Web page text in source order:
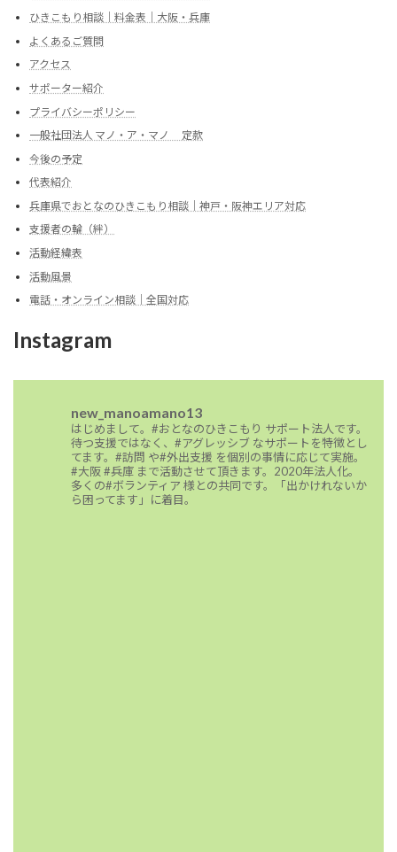
ひきこもり相談｜料金表｜大阪・兵庫
よくあるご質問
アクセス
サポーター紹介
プライバシーポリシー
一般社団法人 マノ・ア・マノ 定款
今後の予定
代表紹介
兵庫県でおとなのひきこもり相談｜神戸・阪神エリア対応
支援者の輪（絆）
活動経緯表
活動風景
電話・オンライン相談｜全国対応
Instagram
new_manoamano13
はじめまして。#おとなのひきこもり サポート法人です。
待つ支援ではなく、#アグレッシブ なサポートを特徴とし
てます。#訪問 や#外出支援 を個別の事情に応じて実施。
#大阪 #兵庫 まで活動させて頂きます。2020年法人化。
多くの#ボランティア 様との共同です。「出かけれないか
ら困ってます」に着目。